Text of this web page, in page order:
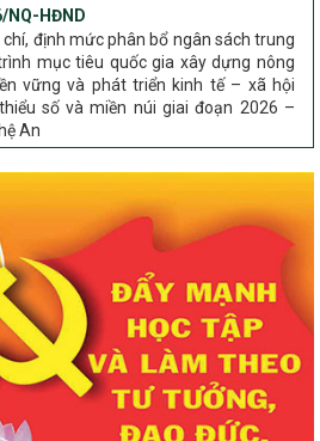
định mức phân bổ ngân sách trung
mục tiêu quốc gia xây dựng nông
vững và phát triển kinh tế – xã hội
số và miền núi giai đoạn 2026 –
An
bền vững và phát triển kinh tế – xã
thiểu số và miền núi giai đoạn 2026 –
An
UBND
Chương trình mục tiều quốc gia xây
nghèo bền vững và phát triển kinh tế –
tộc thiểu số và miền núi giai đoạn 2026
BNNMT
hiện một số nội dung Chương trình